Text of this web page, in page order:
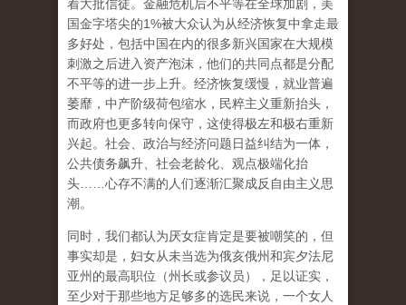
着大批信徒。金融危机后不平等在全球加剧，美
国金字塔尖的1%被大众认为从经济恢复中拿走最
多好处，包括中国在内的很多新兴国家在大规模
刺激之后进入资产泡沫，他们的共同点都是分配
不平等的进一步上升。经济恢复缓慢，就业普遍
萎靡，中产阶级荷包缩水，民粹主义重新抬头，
而政府也更多转向保守，这使得极左和极右重新
兴起。社会、政治与经济问题日益纠结为一体，
公共债务飙升、社会老龄化、观点极端化抬
头……心存不满的人们逐渐汇聚成反自由主义思
潮。
同时，我们都认为厌女症肯定是要被嘲笑的，但
事实却是，妇女从未当选为俄亥俄州和宾夕法尼
亚州的最高职位（州长或参议员），足以证实，
至少对于那些地方足够多的选民来说，一个女人